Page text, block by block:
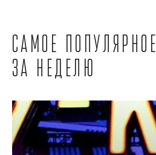
Самое популярное
за неделю